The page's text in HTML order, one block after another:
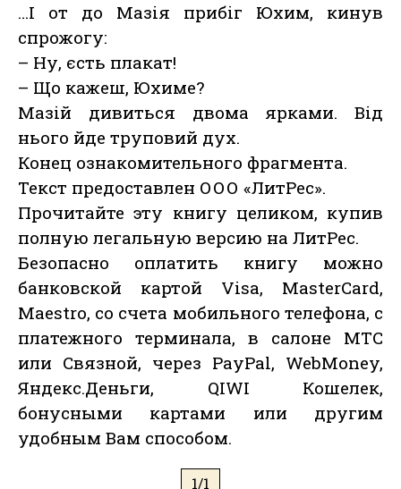
…І от до Мазія прибіг Юхим, кинув
спрожогу:
– Ну, єсть плакат!
– Що кажеш, Юхиме?
Мазій дивиться двома ярками. Від
нього йде труповий дух.
Конец ознакомительного фрагмента.
Текст предоставлен ООО «ЛитРес».
Прочитайте эту книгу целиком, купив
полную легальную версию на ЛитРес.
Безопасно оплатить книгу можно
банковской картой Visa, MasterCard,
Maestro, со счета мобильного телефона, с
платежного терминала, в салоне МТС
или Связной, через PayPal, WebMoney,
Яндекс.Деньги, QIWI Кошелек,
бонусными картами или другим
удобным Вам способом.
1/1